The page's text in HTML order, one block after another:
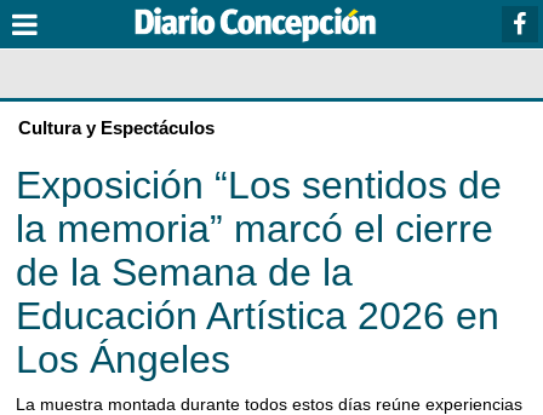
Cultura y Espectáculos
Exposición “Los sentidos de
la memoria” marcó el cierre
de la Semana de la
Educación Artística 2026 en
Los Ángeles
La muestra montada durante todos estos días reúne experiencias